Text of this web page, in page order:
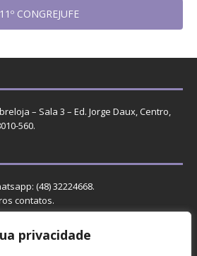
privacidade
11º CONGREJUFE
– Sala 3 – Ed. Jorge Daux, Centro,
560.
(48) 32224668.
contatos.